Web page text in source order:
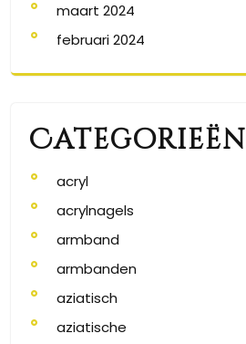
maart 2024
februari 2024
Categorieën
acryl
acrylnagels
armband
armbanden
aziatisch
aziatische